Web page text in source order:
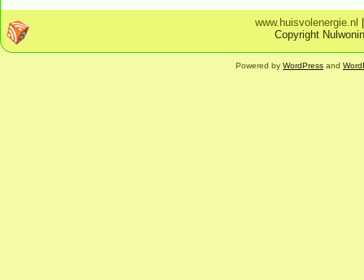
www.huisvolenergie.nl
Copyright
Powered by WordPress and